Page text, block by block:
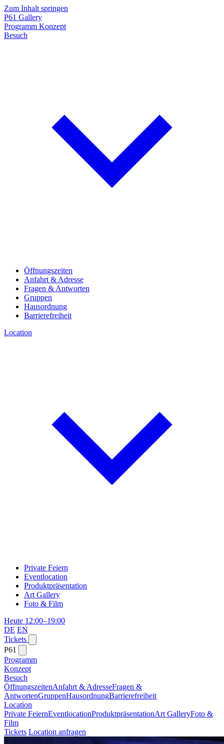
Zum Inhalt springen
P61 Gallery
Programm Konzept
Besuch
Öffnungszeiten
Anfahrt & Adresse
Fragen & Antworten
Gruppen
Hausordnung
Barrierefreiheit
Location
Private Feiern
Eventlocation
Produktpräsentation
Art Gallery
Foto & Film
Heute 12:00–19:00
DE EN
Tickets
P61
Programm
Konzept
Besuch
ÖffnungszeitenAnfahrt & AdresseFragen &
AntwortenGruppenHausordnungBarrierefreiheit
Location
Private FeiernEventlocationProduktpräsentationArt GalleryFoto &
Film
Tickets Location anfragen